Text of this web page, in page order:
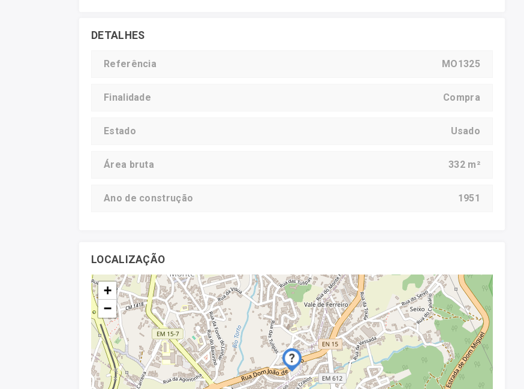
DETALHES
Referência MO1325
Finalidade Compra
Estado Usado
Área bruta 332 m²
Ano de construção 1951
LOCALIZAÇÃO
+
−